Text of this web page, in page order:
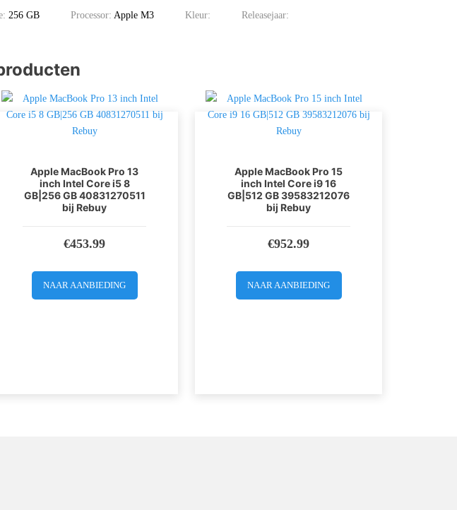
256 GB Processor: Apple M3 Kleur: Releasejaar:
Apple MacBook Pro 13
inch Intel Core i5 8
GB|256 GB 40831270511
bij Rebuy
€453.99
NAAR AANBIEDING
Apple MacBook Pro 15
inch Intel Core i9 16
GB|512 GB 39583212076
bij Rebuy
€952.99
NAAR AANBIEDING